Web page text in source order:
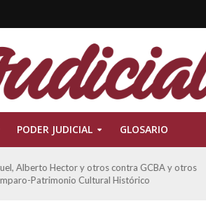
PODER JUDICIAL GLOSARIO
Alberto Hector y otros contra GCBA y otros
Patrimonio Cultural Histórico